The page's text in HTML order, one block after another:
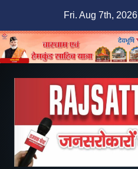
content
Fri. Aug 7th, 2026